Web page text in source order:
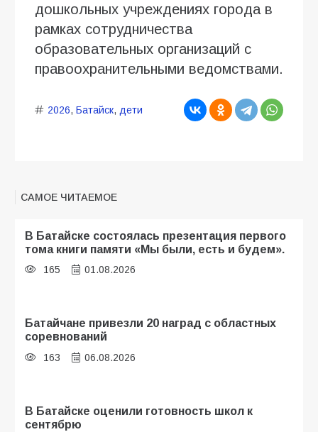
дошкольных учреждениях города в
рамках сотрудничества
образовательных организаций с
правоохранительными ведомствами.
2026, Батайск, дети
САМОЕ ЧИТАЕМОЕ
В Батайске состоялась презентация первого
тома книги памяти «Мы были, есть и будем».
165 01.08.2026
Батайчане привезли 20 наград с областных
соревнований
163 06.08.2026
В Батайске оценили готовность школ к
сентябрю